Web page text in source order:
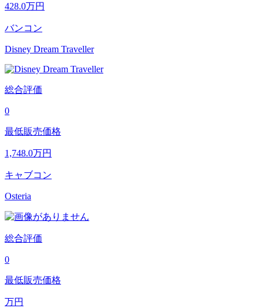
428.0万円
バンコン
Disney Dream Traveller
総合評価
0
最低販売価格
1,748.0万円
キャブコン
Osteria
総合評価
0
最低販売価格
万円